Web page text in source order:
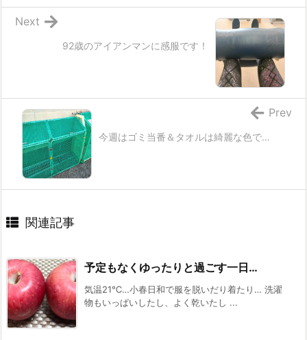
92歳のアイアンマンに感服です！
Next
今週はゴミ当番＆タオルは綺麗な色で…
Prev
関連記事
予定もなくゆったりと過ごす一日…
気温21℃…小春日和で服を脱いだり着たり… 洗濯
物もいっぱいしたし、よく乾いたし ...